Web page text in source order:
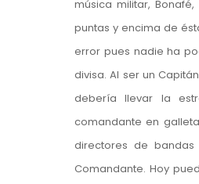
música militar,
puntas y encima de
error pues nadie ha
divisa. Al ser un
debería llevar la
comandante en
directores de
Comandante. Hoy